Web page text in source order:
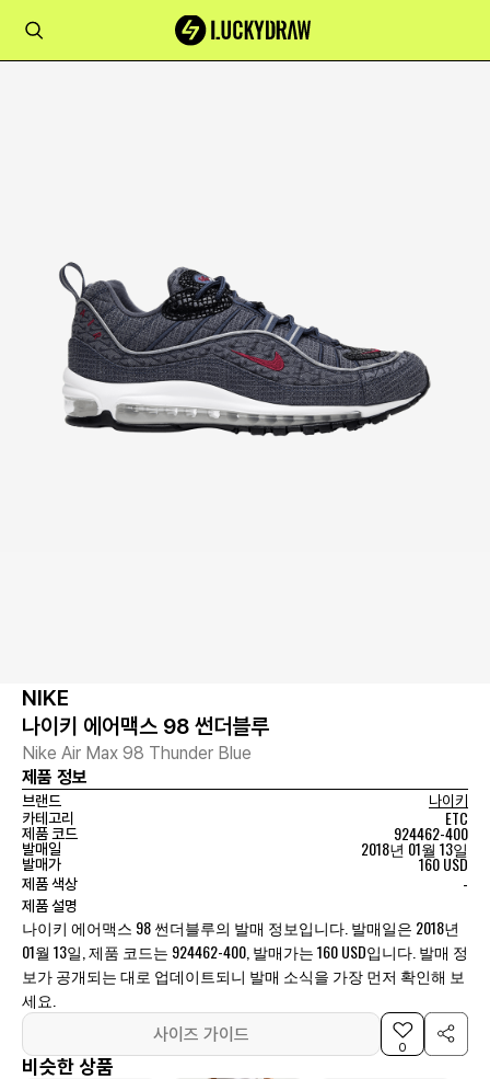
NIKE
나이키 에어맥스 98 썬더블루
Nike Air Max 98 Thunder Blue
제품 정보
브랜드
나이키
카테고리
ETC
제품 코드 924462-400
발매일 2018년 01월 13일
발매가 160 USD
제품 색상 -
제품 설명
나이키 에어맥스 98 썬더블루의 발매 정보입니다. 발매일은 2018년
01월 13일, 제품 코드는 924462-400, 발매가는 160 USD입니다. 발매 정
보가 공개되는 대로 업데이트되니 발매 소식을 가장 먼저 확인해 보
세요.
사이즈 가이드
0
비슷한 상품